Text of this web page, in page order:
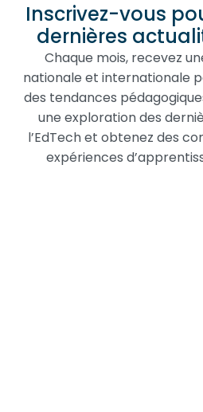
Inscrivez-vous
dernières
Chaque mois, recevez
nationale et internationale
des tendances
une exploration des
l’EdTech et obtenez des
expériences